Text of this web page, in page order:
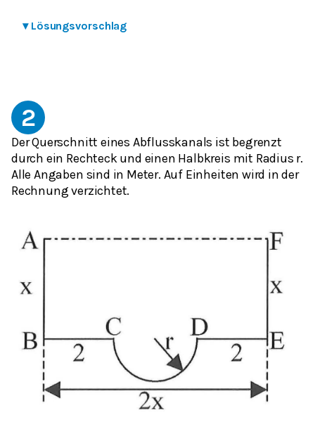
▾ Lösungsvorschlag
2
Der Querschnitt eines Abflusskanals ist begrenzt
durch ein Rechteck und einen Halbkreis mit Radius r.
Alle Angaben sind in Meter. Auf Einheiten wird in der
Rechnung verzichtet.